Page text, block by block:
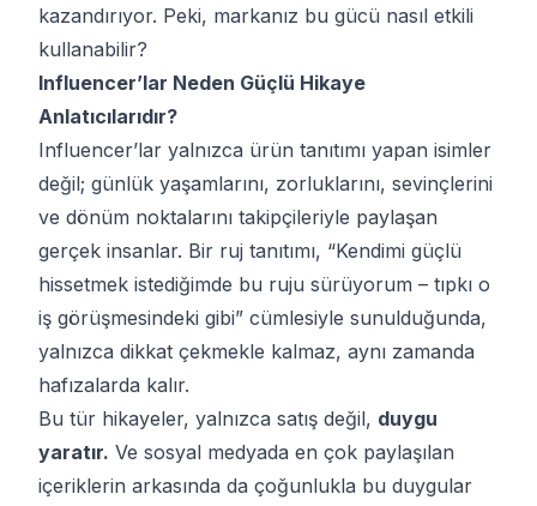
kazandırıyor. Peki, markanız bu gücü nasıl etkili
kullanabilir?
Influencer’lar Neden Güçlü Hikaye
Anlatıcılarıdır?
Influencer’lar yalnızca ürün tanıtımı yapan isimler
değil; günlük yaşamlarını, zorluklarını, sevinçlerini
ve dönüm noktalarını takipçileriyle paylaşan
gerçek insanlar. Bir ruj tanıtımı, “Kendimi güçlü
hissetmek istediğimde bu ruju sürüyorum – tıpkı o
iş görüşmesindeki gibi” cümlesiyle sunulduğunda,
yalnızca dikkat çekmekle kalmaz, aynı zamanda
hafızalarda kalır.
Bu tür hikayeler, yalnızca satış değil, duygu
yaratır. Ve sosyal medyada en çok paylaşılan
içeriklerin arkasında da çoğunlukla bu duygular